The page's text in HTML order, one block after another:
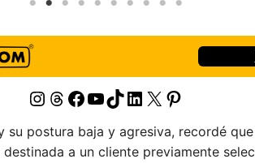
Instagram
Threads
Facebook
YouTube
TikTok
LinkedIn
X Pinterest
su postura baja y agresiva, recordé
a un cliente previamente